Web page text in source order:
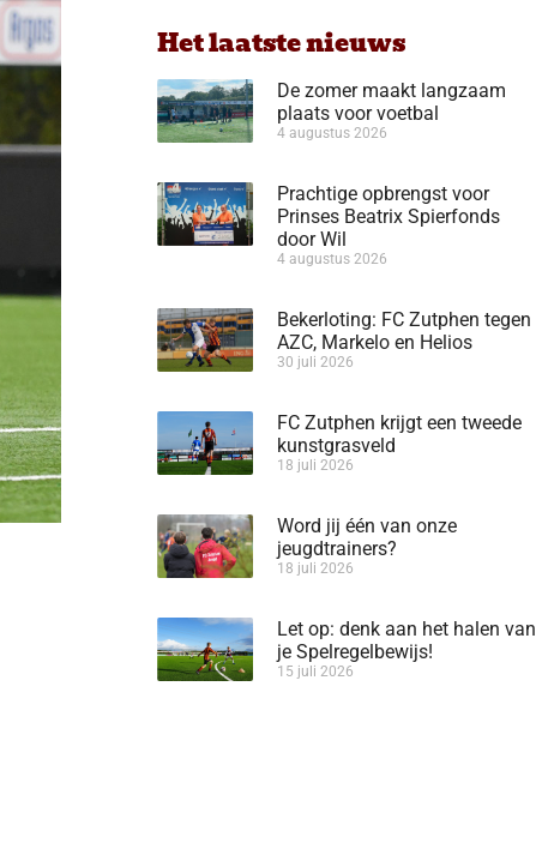
Het laatste nieuws
De zomer maakt langzaam
plaats voor voetbal
4 augustus 2026
Prachtige opbrengst voor
Prinses Beatrix Spierfonds
door Wil
4 augustus 2026
Bekerloting: FC Zutphen tegen
AZC, Markelo en Helios
30 juli 2026
FC Zutphen krijgt een tweede
kunstgrasveld
18 juli 2026
Word jij één van onze
jeugdtrainers?
18 juli 2026
Let op: denk aan het halen van
je Spelregelbewijs!
15 juli 2026